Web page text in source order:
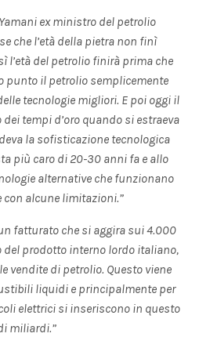
ex ministro del petrolio
che l’età della pietra non finì
l’età del petrolio finirà prima che
punto il petrolio semplicemente
tecnologie migliori. E poi oggi il
tempi d’oro quando si estraeva
la sofisticazione tecnologica
più caro di 20-30 anni fa e allo
alternative che funzionano
alcune limitazioni.”
fatturato che si aggira sui 4.000
prodotto interno lordo italiano,
vendite di petrolio. Questo viene
liquidi e principalmente per
elettrici si inseriscono in questo
miliardi.”